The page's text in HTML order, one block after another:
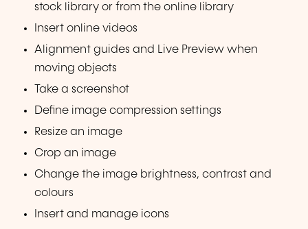
stock library or from the online library
Insert online videos
Alignment guides and Live Preview when
moving objects
Take a screenshot
Define image compression settings
Resize an image
Crop an image
Change the image brightness, contrast and
colours
Insert and manage icons